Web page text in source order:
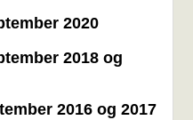
2020
2018 og
2016 og 2017